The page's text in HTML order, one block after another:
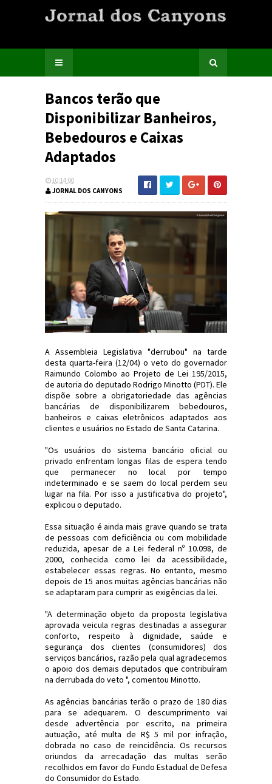
Bancos terão que
Disponibilizar Banheiros,
Bebedouros e Caixas
Adaptados
10:14:00
JORNAL DOS CANYONS
A Assembleia Legislativa "derrubou" na tarde
desta quarta-feira (12/04) o veto do governador
Raimundo Colombo ao Projeto de Lei 195/2015,
de autoria do deputado Rodrigo Minotto (PDT). Ele
dispõe sobre a obrigatoriedade das agências
bancárias de disponibilizarem bebedouros,
banheiros e caixas eletrônicos adaptados aos
clientes e usuários no Estado de Santa Catarina.
"Os usuários do sistema bancário oficial ou
privado enfrentam longas filas de espera tendo
que permanecer no local por tempo
indeterminado e se saem do local perdem seu
lugar na fila. Por isso a justificativa do projeto",
explicou o deputado.
Essa situação é ainda mais grave quando se trata
de pessoas com deficiência ou com mobilidade
reduzida, apesar de a Lei federal nº 10.098, de
2000, conhecida como lei da acessibilidade,
estabelecer essas regras. No entanto, mesmo
depois de 15 anos muitas agências bancárias não
se adaptaram para cumprir as exigências da lei.
"A determinação objeto da proposta legislativa
aprovada veicula regras destinadas a assegurar
conforto, respeito à dignidade, saúde e
segurança dos clientes (consumidores) dos
serviços bancários, razão pela qual agradecemos
o apoio dos demais deputados que contribuíram
na derrubada do veto ", comentou Minotto.
As agências bancárias terão o prazo de 180 dias
para se adequarem. O descumprimento vai
desde advertência por escrito, na primeira
autuação, até multa de R$ 5 mil por infração,
dobrada no caso de reincidência. Os recursos
oriundos da arrecadação das multas serão
recolhidos em favor do Fundo Estadual de Defesa
do Consumidor do Estado.